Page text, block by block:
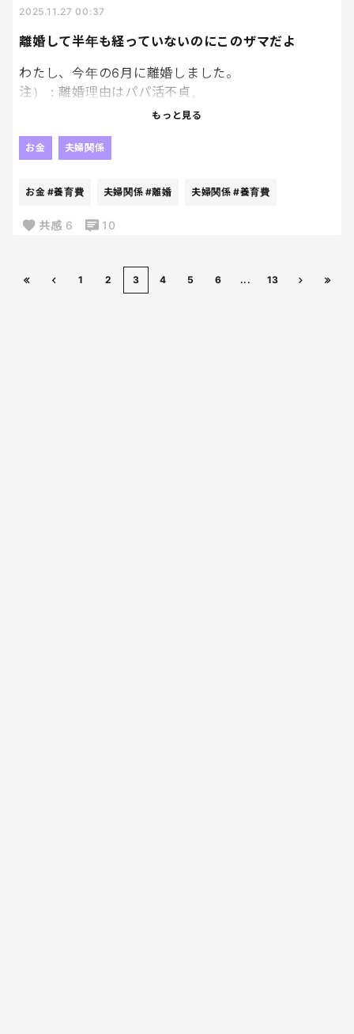
離婚して半年も経っていないのにこのザマだよ
2025.11.27 00:37
わたし、今年の6月に離婚しました。
注）：離婚理由はパパ活不貞。
た。
にも関わらず、養育費がすでに滞っておる。
こんなこと言ったら不謹慎かもだけど、離婚してまだ
いうたら離婚ルーキーなわけで。
いきなりジョーカーの「養育費払いません！」を切
もっと見る
お金 夫婦関係
お金 #養育費 夫婦関係 #離婚 夫婦関係 #養育費
共感 6 10
1 2 3 4 5 6 ... 13